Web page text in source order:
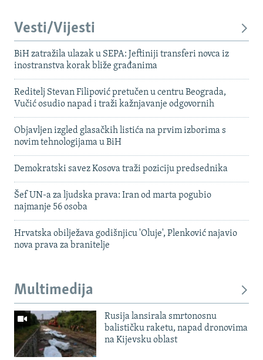
Vesti/Vijesti
BiH zatražila ulazak u SEPA: Jeftiniji transferi novca iz
inostranstva korak bliže građanima
Reditelj Stevan Filipović pretučen u centru Beograda,
Vučić osudio napad i traži kažnjavanje odgovornih
Objavljen izgled glasačkih listića na prvim izborima s
novim tehnologijama u BiH
Demokratski savez Kosova traži poziciju predsednika
Šef UN-a za ljudska prava: Iran od marta pogubio
najmanje 56 osoba
Hrvatska obilježava godišnjicu 'Oluje', Plenković najavio
nova prava za branitelje
Multimedija
Rusija lansirala smrtonosnu
balističku raketu, napad dronovima
na Kijevsku oblast